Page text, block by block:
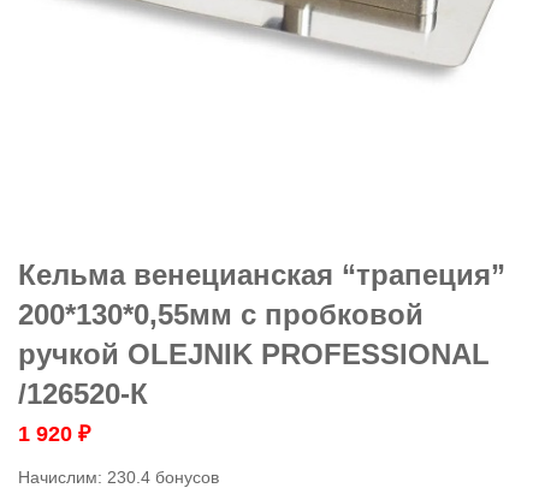
Кельма венецианская “трапеция”
200*130*0,55мм с пробковой
ручкой OLEJNIK PROFESSIONAL
/126520-К
1 920 ₽
Начислим: 230.4 бонусов